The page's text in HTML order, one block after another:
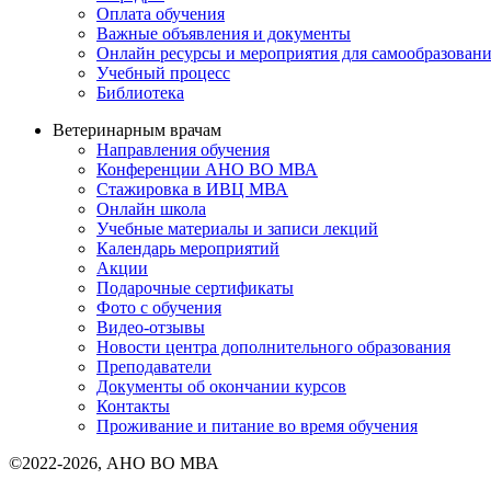
Оплата обучения
Важные объявления и документы
Онлайн ресурсы и мероприятия для
Учебный процесс
Библиотека
Ветеринарным врачам
Направления обучения
Конференции АНО ВО МВА
Стажировка в ИВЦ МВА
Онлайн школа
Учебные материалы и записи лекций
Календарь мероприятий
Акции
Подарочные сертификаты
Фото с обучения
Видео-отзывы
Новости центра дополнительного образования
Преподаватели
Документы об окончании курсов
Контакты
Проживание и питание во время обучения
©2022-2026, АНО ВО МВА